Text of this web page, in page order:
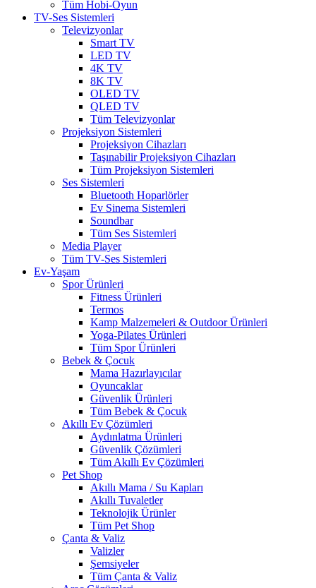
Tüm Hobi-Oyun
TV-Ses Sistemleri
Televizyonlar
Smart TV
LED TV
4K TV
8K TV
OLED TV
QLED TV
Tüm Televizyonlar
Projeksiyon Sistemleri
Projeksiyon Cihazları
Taşınabilir Projeksiyon Cihazları
Tüm Projeksiyon Sistemleri
Ses Sistemleri
Bluetooth Hoparlörler
Ev Sinema Sistemleri
Soundbar
Tüm Ses Sistemleri
Media Player
Tüm TV-Ses Sistemleri
Ev-Yaşam
Spor Ürünleri
Fitness Ürünleri
Termos
Kamp Malzemeleri & Outdoor Ürünleri
Yoga-Pilates Ürünleri
Tüm Spor Ürünleri
Bebek & Çocuk
Mama Hazırlayıcılar
Oyuncaklar
Güvenlik Ürünleri
Tüm Bebek & Çocuk
Akıllı Ev Çözümleri
Aydınlatma Ürünleri
Güvenlik Çözümleri
Tüm Akıllı Ev Çözümleri
Pet Shop
Akıllı Mama / Su Kapları
Akıllı Tuvaletler
Teknolojik Ürünler
Tüm Pet Shop
Çanta & Valiz
Valizler
Şemsiyeler
Tüm Çanta & Valiz